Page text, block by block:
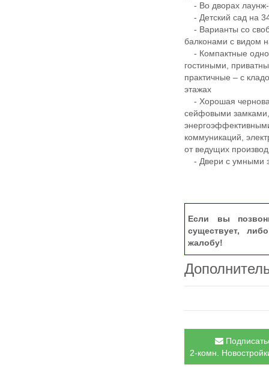
- Во дворах лаунж-
- Детский сад на
- Варианты со
балконами с видом
- Компактные
гостиными,
практичные – с
этажах
- Хорошая
сейфовыми
коммуникаций,
от ведущих
- Двери с умными
Если вы
существует,
жалобу!
2-комн.